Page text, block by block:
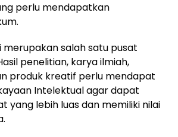
perlu mendapatkan
merupakan salah satu pusat
penelitian, karya ilmiah,
produk kreatif perlu mendapat
Intelektual agar dapat
yang lebih luas dan memiliki nilai